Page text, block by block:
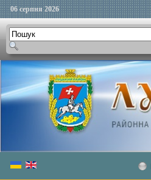
06 серпня 2026